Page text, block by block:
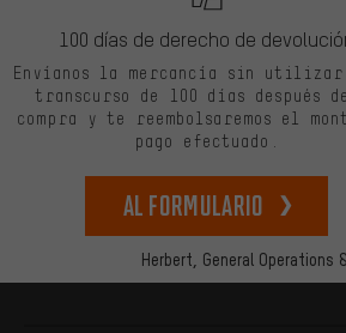
Herbert, General Operations
100 días de derecho de
Envíanos la mercancía sin
transcurso de 100 días después
compra y te reembolsaremos el
pago efectuado.
Al formulario